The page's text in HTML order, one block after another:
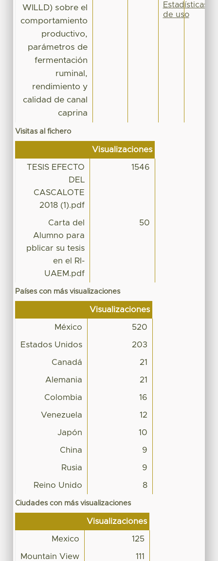
WILLD) sobre el
comportamiento
productivo,
parámetros de
fermentación
ruminal,
rendimiento y
calidad de canal
caprina
Visitas al fichero
Visualizaciones
TESIS EFECTO
DEL
CASCALOTE
2018 (1).pdf
1546
Carta del
Alumno para
pblicar su tesis
en el RI-
UAEM.pdf
50
Países con más visualizaciones
Visualizaciones
México 520
Estados Unidos 203
Canadá 21
Alemania 21
Colombia 16
Venezuela 12
Japón 10
China 9
Rusia 9
Reino Unido 8
Ciudades con más visualizaciones
Visualizaciones
Mexico 125
Mountain View 111
Estadísticas
de uso